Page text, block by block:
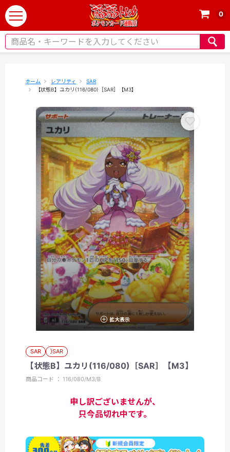
t
o
g
0
ホーム レアリティ
SAR
【状態B】ユカリ(116/080)［SAR］【M3】
拡大表示
SAR }SAR
【状態B】ユカリ(116/080)［SAR］【M3】
商品コード ： 116/080/M3/B
申し訳ございませんが、
只今品切れ中です。